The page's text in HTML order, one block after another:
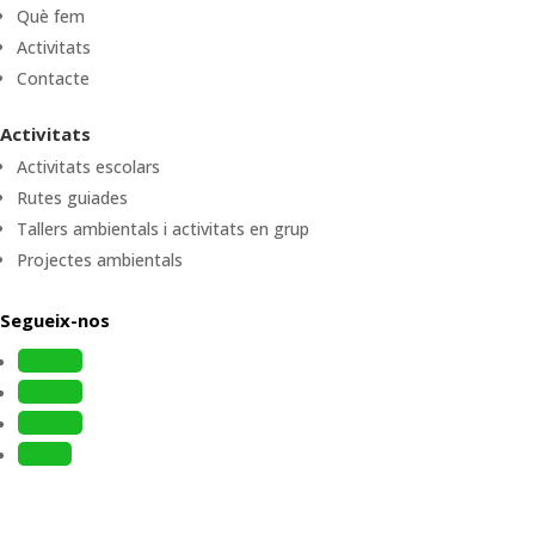
Què fem
Activitats
Contacte
Activitats
Activitats escolars
Rutes guiades
Tallers ambientals i activitats en grup
Projectes ambientals
Segueix-nos
Follow
Follow
Follow
Follow